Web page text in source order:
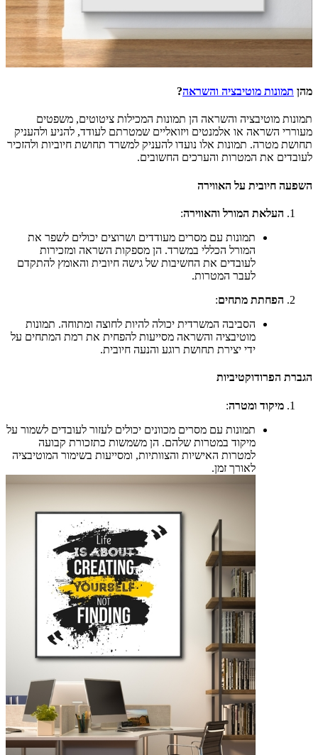
מהן תמונות מוטיבציה והשראה?
תמונות מוטיבציה והשראה הן תמונות המכילות ציטוטים, משפטים
מעוררי השראה או אלמנטים ויזואליים שמטרתם לעודד, להניע ולהעניק
תחושת מטרה. תמונות אלו נועדו להעניק למשרד תחושת חיוביות ולהזכיר
לעובדים את המטרות והערכים החשובים.
השפעה חיובית על האווירה
העלאת המורל והאווירה:
תמונות עם מסרים מעודדים ושרוצים יכולים לשפר את
המורל הכללי במשרד. הן מספקות השראה ומזכירות
לעובדים את החשיבות של גישה חיובית והאומץ להתקדם
לעבר המטרות.
הפחתת מתחים:
הסביבה המשרדית יכולה להיות לחוצה ומתוחה. תמונות
מוטיבציה והשראה מסייעות להפחית את רמת המתחים על
ידי יצירת תחושת רוגע והנעה חיובית.
הגברת הפרודוקטיביות
מיקוד ומטרה:
תמונות עם מסרים מכוונים יכולים לעזור לעובדים לשמור על
מיקוד במטרות שלהם. הן משמשות כתזכורת קבועה
למטרות האישיות והצוותיות, ומסייעות בשימור המוטיבציה
לאורך זמן.